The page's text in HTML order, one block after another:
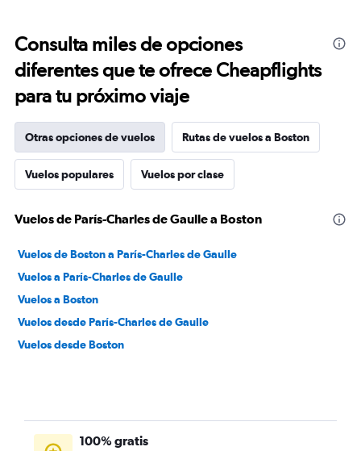
Consulta miles de opciones
diferentes que te ofrece Cheapflights
para tu próximo viaje
Otras opciones de vuelos Rutas de vuelos a Boston
Vuelos populares Vuelos por clase
Vuelos de París-Charles de Gaulle a Boston
Vuelos de Boston a París-Charles de Gaulle
Vuelos a París-Charles de Gaulle
Vuelos a Boston
Vuelos desde París-Charles de Gaulle
Vuelos desde Boston
100% gratis